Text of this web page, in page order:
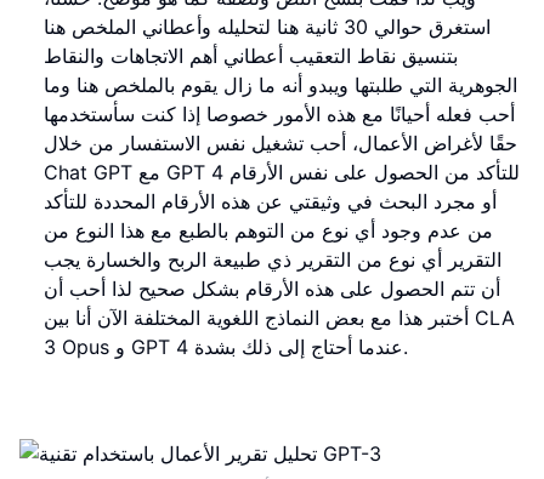
استغرق حوالي 30 ثانية هنا لتحليله وأعطاني الملخص هنا
بتنسيق نقاط التعقيب أعطاني أهم الاتجاهات والنقاط
الجوهرية التي طلبتها ويبدو أنه ما زال يقوم بالملخص هنا وما
أحب فعله أحيانًا مع هذه الأمور خصوصا إذا كنت سأستخدمها
حقًا لأغراض الأعمال، أحب تشغيل نفس الاستفسار من خلال
Chat GPT مع GPT 4 للتأكد من الحصول على نفس الأرقام
أو مجرد البحث في وثيقتي عن هذه الأرقام المحددة للتأكد
من عدم وجود أي نوع من التوهم بالطبع مع هذا النوع من
التقرير أي نوع من التقرير ذي طبيعة الربح والخسارة يجب
أن تتم الحصول على هذه الأرقام بشكل صحيح لذا أحب أن
أختبر هذا مع بعض النماذج اللغوية المختلفة الآن أنا بين CLA
3 Opus و GPT 4 عندما أحتاج إلى ذلك بشدة.